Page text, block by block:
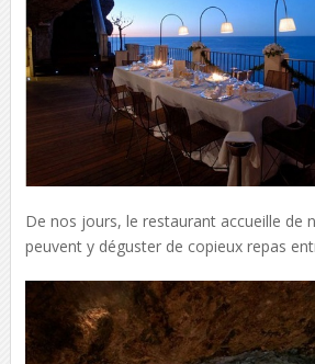
De nos jours, le restaurant accueille de
peuvent y déguster de copieux repas